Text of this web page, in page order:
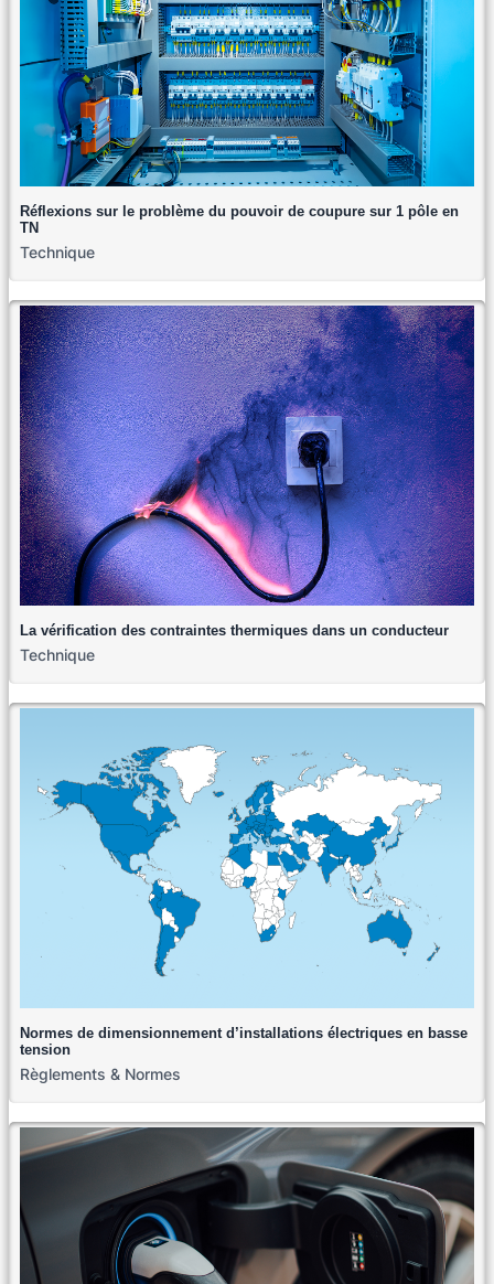
Réflexions sur le problème du pouvoir de coupure sur 1 pôle en
TN
Technique
La vérification des contraintes thermiques dans un conducteur
Technique
Normes de dimensionnement d’installations électriques en basse
tension
Règlements & Normes